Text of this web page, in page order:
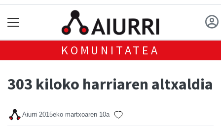
KOMUNITATEA
303 kiloko harriaren altxaldia
Aiurri 2015eko martxoaren 10a